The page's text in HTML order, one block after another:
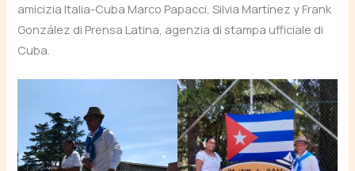
amicizia Italia-Cuba Marco Papacci, Silvia Martínez y Frank
González di Prensa Latina, agenzia di stampa ufficiale di
Cuba.